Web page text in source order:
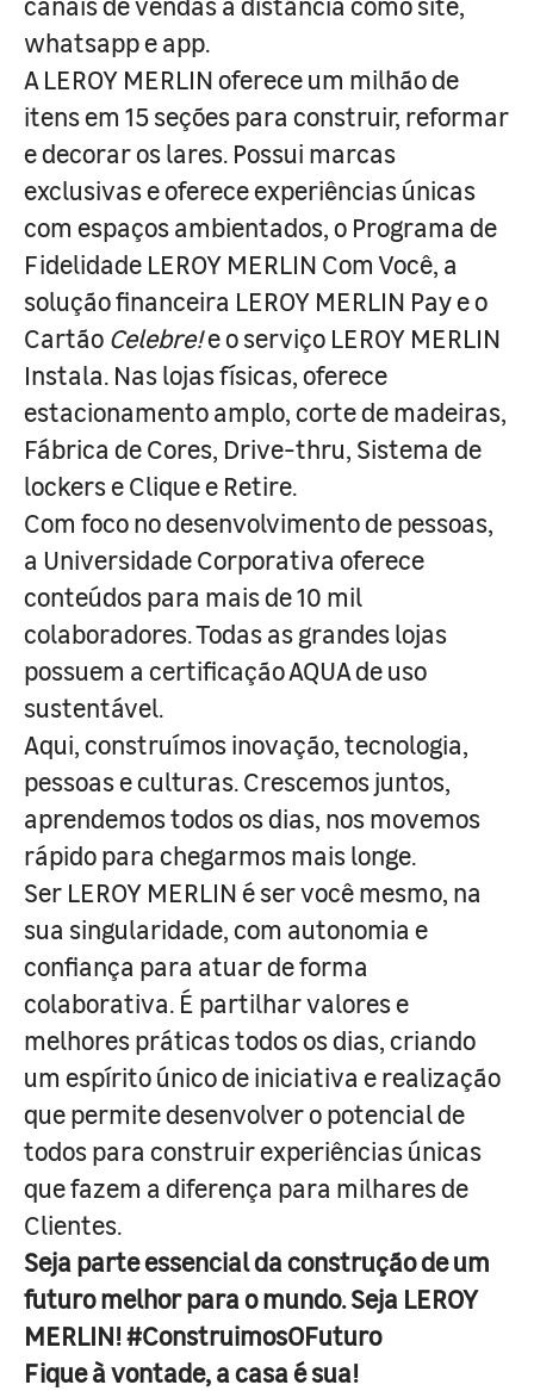
whatsapp e app.
A LEROY MERLIN oferece um milhão de
itens em 15 seções para construir, reformar
e decorar os lares. Possui marcas
exclusivas e oferece experiências únicas
com espaços ambientados, o Programa de
Fidelidade LEROY MERLIN Com Você, a
solução financeira LEROY MERLIN Pay e o
Cartão Celebre!e o serviço LEROY MERLIN
Instala. Nas lojas físicas, oferece
estacionamento amplo, corte de madeiras,
Fábrica de Cores, Drive-thru, Sistema de
lockers e Clique e Retire.
Com foco no desenvolvimento de pessoas,
a Universidade Corporativa oferece
conteúdos para mais de 10 mil
colaboradores. Todas as grandes lojas
possuem a certificação AQUA de uso
sustentável.
Aqui, construímos inovação, tecnologia,
pessoas e culturas. Crescemos juntos,
aprendemos todos os dias, nos movemos
rápido para chegarmos mais longe.
Ser LEROY MERLIN é ser você mesmo, na
sua singularidade, com autonomia e
confiança para atuar de forma
colaborativa. É partilhar valores e
melhores práticas todos os dias, criando
um espírito único de iniciativa e realização
que permite desenvolver o potencial de
todos para construir experiências únicas
que fazem a diferença para milhares de
Clientes.
Seja parte essencial da construção de um
futuro melhor para o mundo. Seja LEROY
MERLIN! #ConstruimosOFuturo
Fique à vontade, a casa é sua!